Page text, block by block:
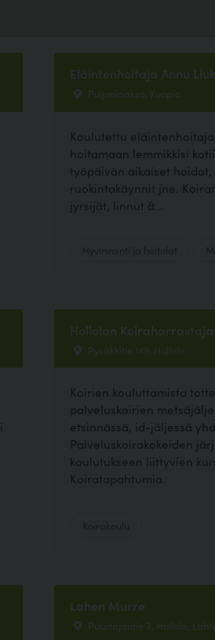
Eläintenhoitaja Annu
Puijonlaakso, Kuopio
Koulutettu
hoitamaan lemmikkisi
työpäivän aikaiset hoidot,
ruokintakäynnit jne.
jyrsijät, linnut &...
Hollolan
Pysäkkitie 149, Hollola
Koirien kouluttamista
palveluskoirien
etsinnässä, id-jäljessä
Palveluskoirakokeiden
koulutukseen liittyvien
Koiratapahtumia.
Lahen Murre
Puurtajantie 3, Hollola, Lahti